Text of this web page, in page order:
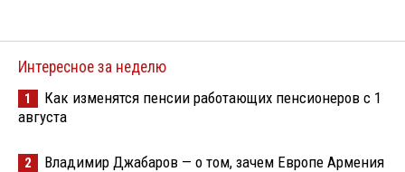
Интересное за неделю
1
Как изменятся пенсии работающих пенсионеров с 1
августа
2 Владимир Джабаров — о том, зачем Европе Армения